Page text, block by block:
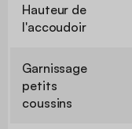
Hauteur de
l'accoudoir
Garnissage
petits
coussins